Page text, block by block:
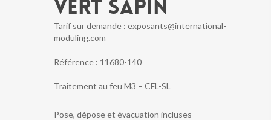
VERT SAPIN
Tarif sur demande : exposants@international-
moduling.com
Référence : 11680-140
Traitement au feu M3 – CFL-SL
Pose, dépose et évacuation incluses